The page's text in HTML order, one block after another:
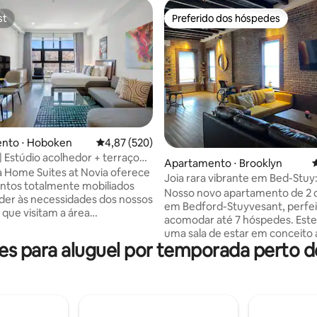
de 5, 352 avaliações
⋅ Hoboken 4,87 de uma avaliação média de 5, 520
4,87 (520)
Estúdio acolhedor + terraço
Home Suites at Novia oferece
totalmente mobiliados
às necessidades dos nossos
visitam a área
localizado na
de Hoboken.
Preferido dos hóspedes
Preferido dos hóspedes
Apartamento ⋅ Brooklyn
Joia rara vibrante em Bed-
quartos
Nosso novo apartamento de 2
em Bedford-Stuyvesant,
acomodar até 7 hóspedes.
uma sala de estar em conceito
com um futon e sofá-cama,
perfeitamente conectado a
para suas necessidades de
para aluguel por temporada perto